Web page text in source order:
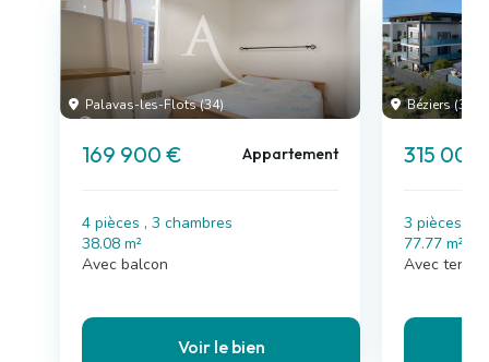
Palavas-les-Flots (34)
169 900 € Appartement
4 pièces , 3 chambres
38.08 m²
Avec balcon
Voir le bien
Béziers (34)
315
3 pièces , 2
77.77 m²
Avec